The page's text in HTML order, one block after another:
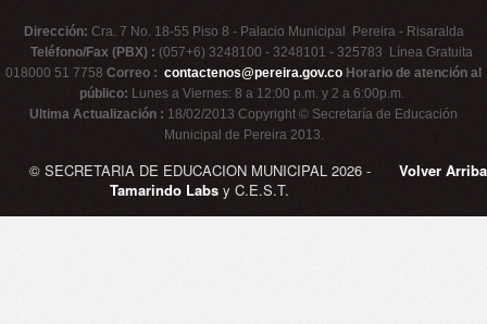
Dirección: Cra. 7 No. 18-55 Piso 8 - Palacio Municipal Pereira - Risaralda
Teléfono/Fax (PBX) : (057+6) 3248100 - 3248101 - 325783 Línea Gratuita
018000 51 7758 Correo : contactenos@pereira.gov.co Horario de atención al
público: Lunes a Viernes: 8 a 12:00 p.m. y 2 a 6:00p.m.
Ultima Actualización : 18/02/2013 Copyright © Secretaría de Educación
Municipal de Pereira 2013.
Volver Arriba
© SECRETARIA DE EDUCACION MUNICIPAL 2026 -
Tamarindo Labs y C.E.S.T.